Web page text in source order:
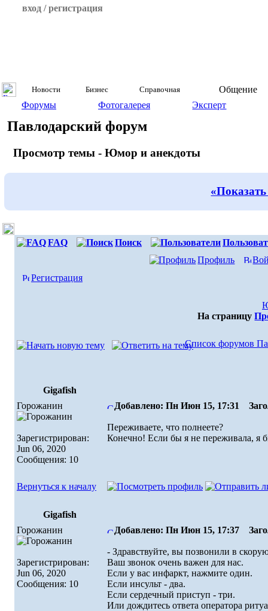
вход / регистрация
Новости Бизнес Справочная
Общение
Форумы
Фотогалерея Эксперт
Павлодарский форум
Просмотр темы - Юмор и анекдоты
FAQ Поиск
Профиль
Регистрация
На страницу
Список форумов
Gigafish
Горожанин
Зарегистрирован:
Jun 06, 2020
Сообщения: 10
Добавлено: Пн Июн 15, 17:31
Переживаете, что полнеете?
Конечно! Если бы я не переживала, я
Вернуться к началу
Gigafish
Горожанин
Зарегистрирован:
Jun 06, 2020
Сообщения: 10
Добавлено: Пн Июн 15, 17:37
- Здравствуйте, вы позвонили в
Ваш звонок очень важен для нас.
Если у вас инфаркт, нажмите один.
Если инсульт - два.
Если сердечный приступ - три.
Или дождитесь ответа оператора